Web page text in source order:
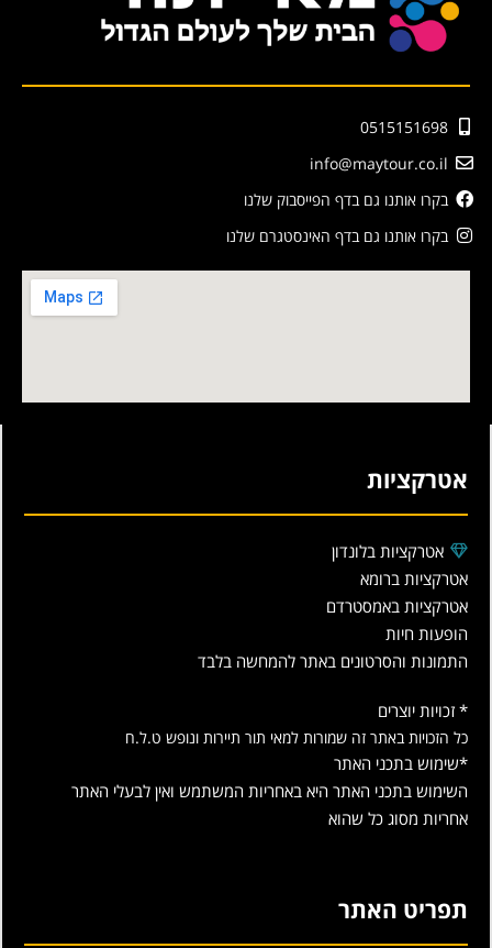
0515151698
info@maytour.co.il
בקרו אותנו גם בדף הפייסבוק שלנו
בקרו אותנו גם בדף האינסטגרם שלנו
אטרקציות
אטרקציות בלונדון
אטרקציות ברומא
אטרקציות באמסטרדם
הופעות חיות
התמונות והסרטונים באתר להמחשה בלבד
* זכויות יוצרים
כל הזכויות באתר זה שמורות למאי תור תיירות ונופש ט.ל.ח
*שימוש בתכני האתר
השימוש בתכני האתר היא באחריות המשתמש ואין לבעלי האתר
אחריות מסוג כל שהוא
תפריט האתר